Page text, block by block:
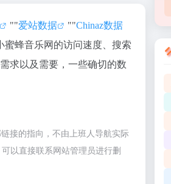
""爱站数据 ""Chinaz数据
蜂音乐网的访问速度、搜索
求以及需要，一些确切的数
接的指向，不由上班人导航实际
以直接联系网站管理员进行删